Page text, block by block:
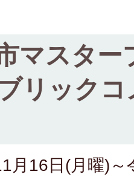
マスター
リック
月16日(月曜)